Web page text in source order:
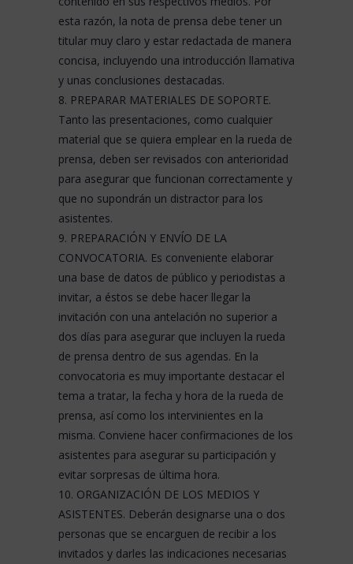
esta razón, la nota de prensa debe tener un
titular muy claro y estar redactada de manera
concisa, incluyendo una introducción llamativa
y unas conclusiones destacadas.
8. PREPARAR MATERIALES DE SOPORTE.
Tanto las presentaciones, como cualquier
material que se quiera emplear en la rueda de
prensa, deben ser revisados con anterioridad
para asegurar que funcionan correctamente y
que no supondrán un distractor para los
asistentes.
9. PREPARACIÓN Y ENVÍO DE LA
CONVOCATORIA. Es conveniente elaborar
una base de datos de público y periodistas a
invitar, a éstos se debe hacer llegar la
invitación con una antelación no superior a
dos días para asegurar que incluyen la rueda
de prensa dentro de sus agendas. En la
convocatoria es muy importante destacar el
tema a tratar, la fecha y hora de la rueda de
prensa, así como los intervinientes en la
misma. Conviene hacer confirmaciones de los
asistentes para asegurar su participación y
evitar sorpresas de última hora.
10. ORGANIZACIÓN DE LOS MEDIOS Y
ASISTENTES. Deberán designarse una o dos
personas que se encarguen de recibir a los
invitados y darles las indicaciones necesarias